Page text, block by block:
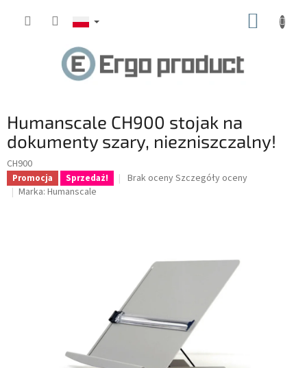
Humanscale CH900 stojak na
dokumenty szary, niezniszczalny!
CH900
Promocja Sprzedaż!
Średnia
gwiazdek.
Brak ocenySzczegóły oceny
Marka: Humanscale